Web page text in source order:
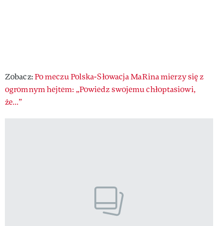
Zobacz:Po meczu Polska-Słowacja MaRina mierzy się z
ogromnym hejtem: „Powiedz swojemu chłoptasiowi,
że…”